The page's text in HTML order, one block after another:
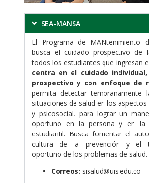
SEA-MANSA
El Programa de MANtenimiento
busca el cuidado prospectivo de
todos los estudiantes que ingresan
centra en el cuidado individual,
prospectivo y con enfoque de
permita detectar tempranamente
situaciones de salud en los
y psicosocial, para lograr un
oportuno en la persona y en la
estudiantil. Busca fomentar el
cultura de la prevención y el
oportuno de los problemas de salud.
Correos: sisalud@uis.edu.co